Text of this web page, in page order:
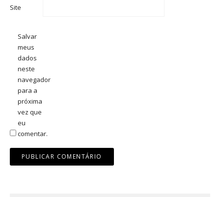
Site
Salvar
meus
dados
neste
navegador
para a
próxima
vez que
eu
comentar.